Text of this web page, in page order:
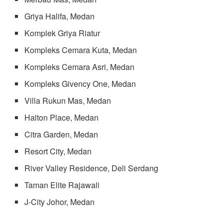
Griya Halifa, Medan
Komplek Griya Riatur
Kompleks Cemara Kuta, Medan
Kompleks Cemara Asri, Medan
Kompleks Givency One, Medan
Villa Rukun Mas, Medan
Halton Place, Medan
Citra Garden, Medan
Resort City, Medan
River Valley Residence, Deli Serdang
Taman Elite Rajawali
J-City Johor, Medan